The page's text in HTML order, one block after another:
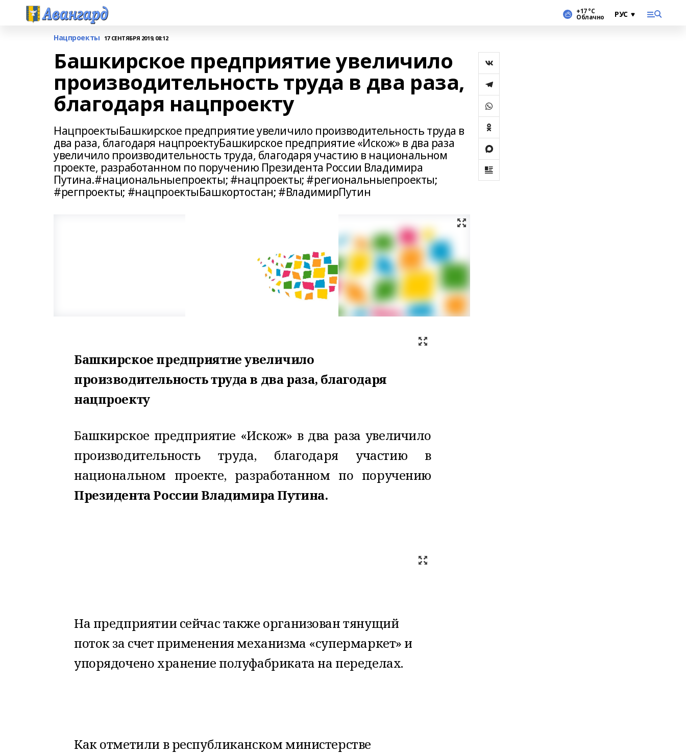
+17 °С
Облачно
Нацпроекты 17 СЕНТЯБРЯ 2019, 08:12
Башкирское предприятие увеличило
производительность труда в два раза,
благодаря нацпроекту
НацпроектыБашкирское предприятие увеличило производительность труда в
два раза, благодаря нацпроекту Башкирское предприятие «Искож» в два раза
увеличило производительность труда, благодаря участию в национальном
проекте, разработанном по поручению Президента России Владимира
Путина.#национальныепроекты; #нацпроекты; #региональныепроекты;
#регпроекты; #нацпроектыБашкортостан; #ВладимирПутин
Башкирское предприятие увеличило
производительность труда в два раза, благодаря
нацпроекту
Башкирское предприятие «Искож» в два раза увеличило
производительность труда, благодаря участию в
национальном проекте, разработанном по поручению
Президента России Владимира Путина.
На предприятии сейчас также организован тянущий
поток за счет применения механизма «супермаркет» и
упорядочено хранение полуфабриката на переделах.
Как отметили в республиканском министерстве